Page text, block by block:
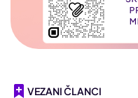
VEZANI ČLANCI